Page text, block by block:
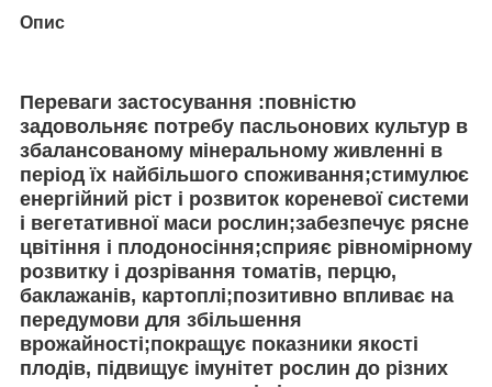
Опис
Переваги застосування :повністю
задовольняє потребу пасльонових культур в
збалансованому мінеральному живленні в
період їх найбільшого споживання;стимулює
енергійний ріст і розвиток кореневої системи
і вегетативної маси рослин;забезпечує рясне
цвітіння і плодоносіння;сприяє рівномірному
розвитку і дозрівання томатів, перцю,
баклажанів, картоплі;позитивно впливає на
передумови для збільшення
врожайності;покращує показники якості
плодів, підвищує імунітет рослин до різних